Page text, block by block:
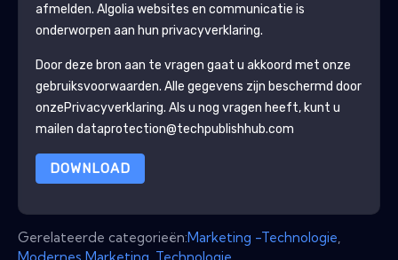
afmelden. Algolia websites en communicatie is
onderworpen aan hun privacyverklaring.
Door deze bron aan te vragen gaat u akkoord met onze
gebruiksvoorwaarden. Alle gegevens zijn beschermd door
onzePrivacyverklaring. Als u nog vragen heeft, kunt u
mailen dataprotection@techpublishhub.com
DOWNLOAD
Gerelateerde categorieën:Marketing -Technologie
Modernes Marketing Technologie